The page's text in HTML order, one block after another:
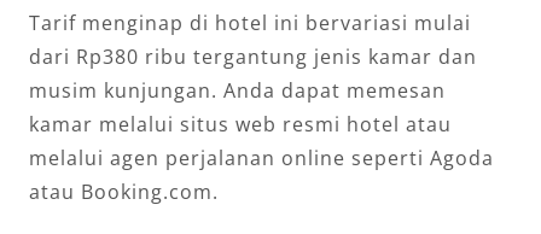
Tarif menginap di hotel ini bervariasi mulai
dari Rp380 ribu tergantung jenis kamar dan
musim kunjungan. Anda dapat memesan
kamar melalui situs web resmi hotel atau
melalui agen perjalanan online seperti Agoda
atau Booking.com.